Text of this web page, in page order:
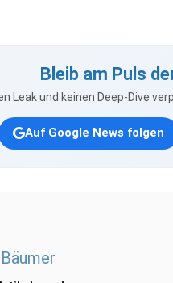
Bleib am Puls
Leak und keinen Deep-Dive
Auf Google News folgen